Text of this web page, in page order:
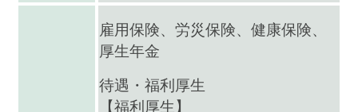
雇用保険、労災保険、健康保険、
厚生年金
待遇・福利厚生
【福利厚生】